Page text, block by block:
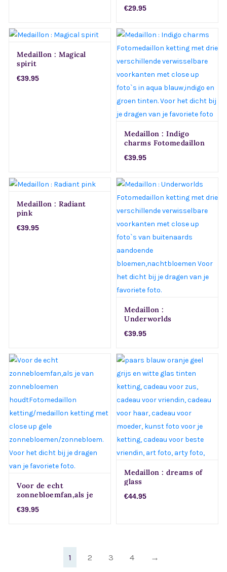
groen turkoois
€29.95
Medaillon : Magical
spirit
€39.95
Medaillon : Indigo
charms Fotomedaillon
verschillende
voorkanten met close
up foto`s in aqua
blauw,indigo en groen
tinten. Voor het dicht
favoriete foto
€39.95
Medaillon : Radiant
pink
€39.95
Medaillon :
Underworlds
met drie verschillende
voorkanten met close
up foto`s van
buitenaards aandoende
bloemen,nachtbloemen
Voor het dicht bij je
dragen van je favoriete
foto.
€39.95
Voor de echt
zonnebloemfan,als je
houdtFotomedaillon
zonnebloemen/zonneb
loem. Voor het dicht bij
je dragen van je
€39.95
Medaillon : dreams of
glass
€44.95
1 2 3 4 →